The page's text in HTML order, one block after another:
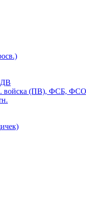
(ПВ), ФСБ, ФСО